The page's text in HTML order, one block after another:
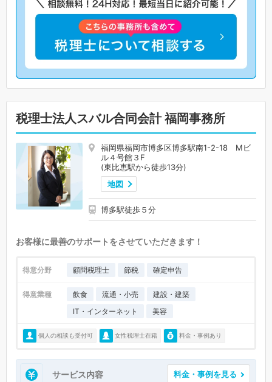
税理士法人スバル合同会計 福岡事務所
福岡県福岡市博多区博多駅南1-2-18 Mビ
ル４号館３F
(東比恵駅から徒歩13分)
地図
博多駅徒歩５分
お客様に最善のサポートをさせていただきます！
得意分野 顧問税理士 節税 確定申告
得意業種 飲食 流通・小売
建設・建築
IT・インターネット
美容
個人の相談も受付可 女性税理士在籍 料金・事例あり
サービス内容 料金・事例を見る